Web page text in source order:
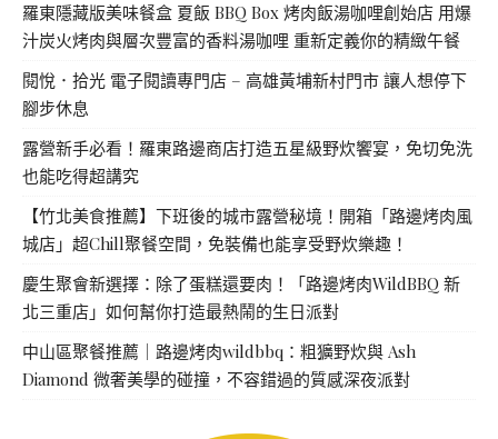
羅東隱藏版美味餐盒 夏飯 BBQ Box 烤肉飯湯咖哩創始店 用爆
汁炭火烤肉與層次豐富的香料湯咖哩 重新定義你的精緻午餐
閱悅．拾光 電子閱讀專門店 – 高雄黃埔新村門市 讓人想停下
腳步休息
露營新手必看！羅東路邊商店打造五星級野炊饗宴，免切免洗
也能吃得超講究
【竹北美食推薦】下班後的城市露營秘境！開箱「路邊烤肉風
城店」超Chill聚餐空間，免裝備也能享受野炊樂趣！
慶生聚會新選擇：除了蛋糕還要肉！「路邊烤肉WildBBQ 新
北三重店」如何幫你打造最熱鬧的生日派對
中山區聚餐推薦｜路邊烤肉wildbbq：粗獷野炊與 Ash
Diamond 微奢美學的碰撞，不容錯過的質感深夜派對